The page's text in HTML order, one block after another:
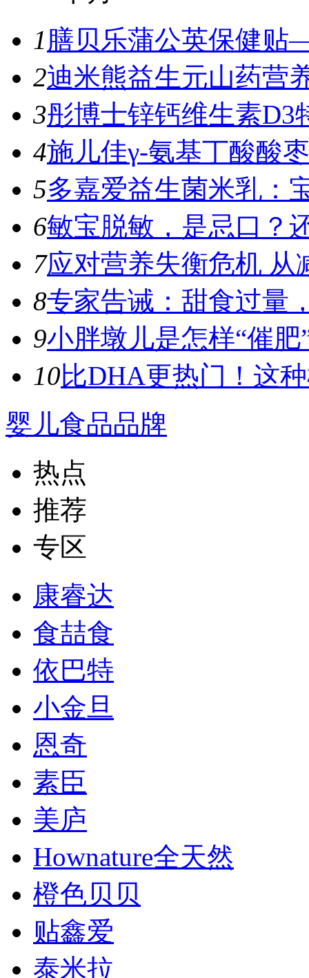
1 膳贝乐蒲公英保健
2迪米熊益生元山药营
3彤博士锌钙维生素
4施儿佳γ-氨基丁酸酸
5多嘉爱益生菌米乳：
6敏宝脱敏，是忌口？
7应对营养失衡危机 从
8专家告诫：甜食过量
9小胖墩儿是怎样“催
10比DHA更热门！这
婴儿食品品牌
热点
推荐
专区
康睿达
食喆食
依巴特
小金旦
恩奇
素臣
美庐
Hownature全天然
橙色贝贝
贴鑫爱
泰米拉